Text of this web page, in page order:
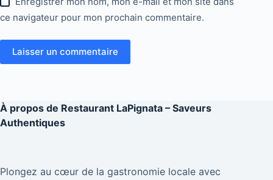
ce navigateur pour mon prochain commentaire.
Laisser un commentaire
À propos de Restaurant LaPignata – Saveurs
Authentiques
Plongez au cœur de la gastronomie locale avec